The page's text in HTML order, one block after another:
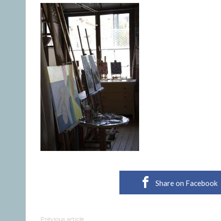
Share on Facebook
Previous article